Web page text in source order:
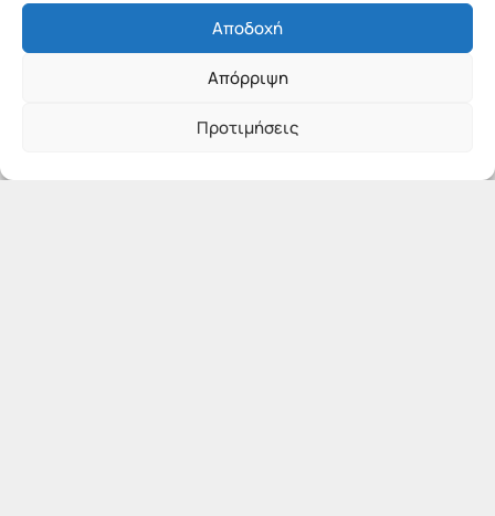
Αποδοχή
Απόρριψη
Προτιμήσεις